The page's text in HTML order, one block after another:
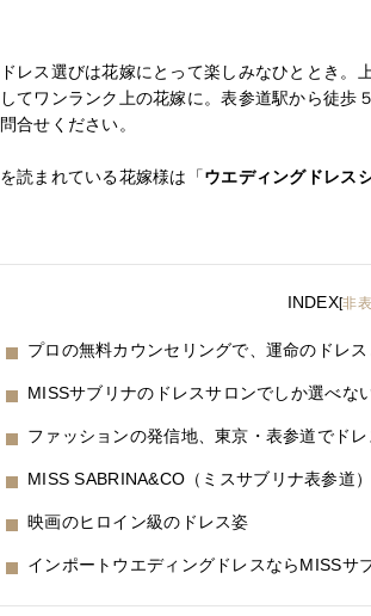
レス選びは花嫁にとって楽しみなひととき。
てワンランク上の花嫁に。表参道駅から徒歩
合せください。
読まれている花嫁様は「ウエディングドレス
INDEX[非
プロの無料カウンセリングで、運命のドレス
MISSサブリナのドレスサロンでしか選べな
ファッションの発信地、東京・表参道でド
MISS SABRINA&CO（ミスサブリナ表参道）
映画のヒロイン級のドレス姿
インポートウエディングドレスならMISSサ